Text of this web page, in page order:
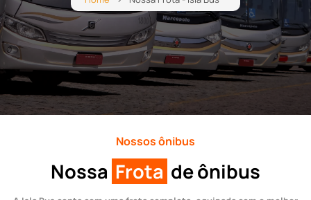
Nossos ônibus
Nossa Frota de ônibus